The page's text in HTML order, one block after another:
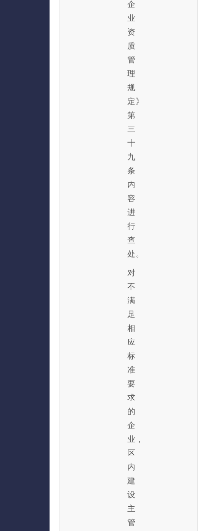
企
业
资
质
管
理
规
定》
第
三
十
九
条
内
容
进
行
查
处。
对
不
满
足
相
应
标
准
要
求
的
企
业，
区
内
建
设
主
管